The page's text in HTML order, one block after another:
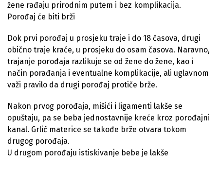
žene rađaju prirodnim putem i bez komplikacija.
Porođaj će biti brži
Dok prvi porođaj u prosjeku traje i do 18 časova, drugi
obično traje kraće, u prosjeku do osam časova. Naravno,
trajanje porođaja razlikuje se od žene do žene, kao i
način porađanja i eventualne komplikacije, ali uglavnom
važi pravilo da drugi porođaj protiče brže.
Nakon prvog porođaja, mišići i ligamenti lakše se
opuštaju, pa se beba jednostavnije kreće kroz porođajni
kanal. Grlić materice se takođe brže otvara tokom
drugog porođaja.
U drugom porođaju istiskivanje bebe je lakše